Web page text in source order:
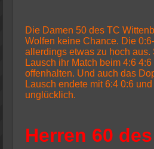
Die Damen 50 des TC
Wolfen keine Chance. Die
allerdings etwas zu hoch aus.
Lausch ihr Match beim 4:6
offenhalten. Und auch das
Lausch endete mit 6:4 0:6
unglücklich.
Herren 60 des